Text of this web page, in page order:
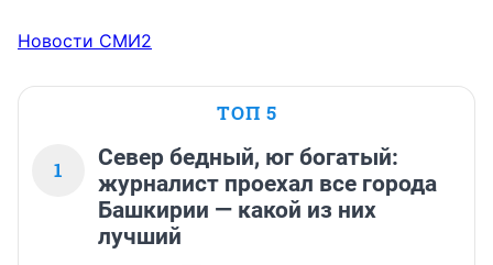
Новости СМИ2
ТОП 5
1
Север бедный, юг богатый:
журналист проехал все города
Башкирии — какой из них
лучший